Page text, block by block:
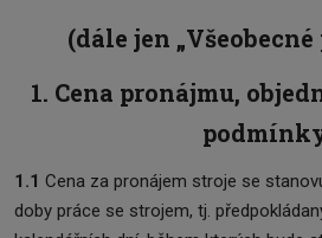
(dále jen
1. Cena pronájmu,
1.1 Cena za pronájem stroje se
doby práce se strojem, tj.